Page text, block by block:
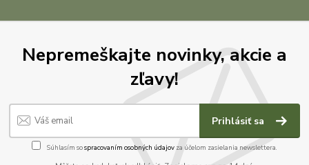
Nepremeškajte novinky, akcie a
zľavy!
Prihlásiť sa
Súhlasím sospracovaním osobných údajov za účelom zasielania newslettera.